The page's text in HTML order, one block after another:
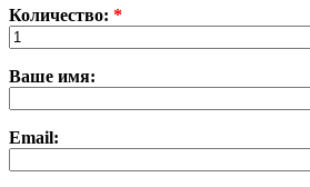
Количество: *
Ваше имя:
Email: